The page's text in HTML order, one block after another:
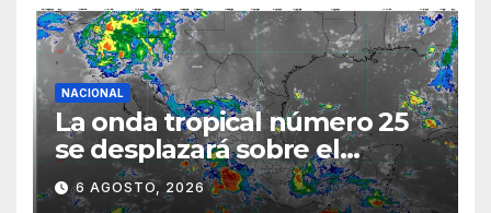
NACIONAL
La onda tropical número 25
se desplazará sobre el
sureste mexicano
6 AGOSTO, 2026